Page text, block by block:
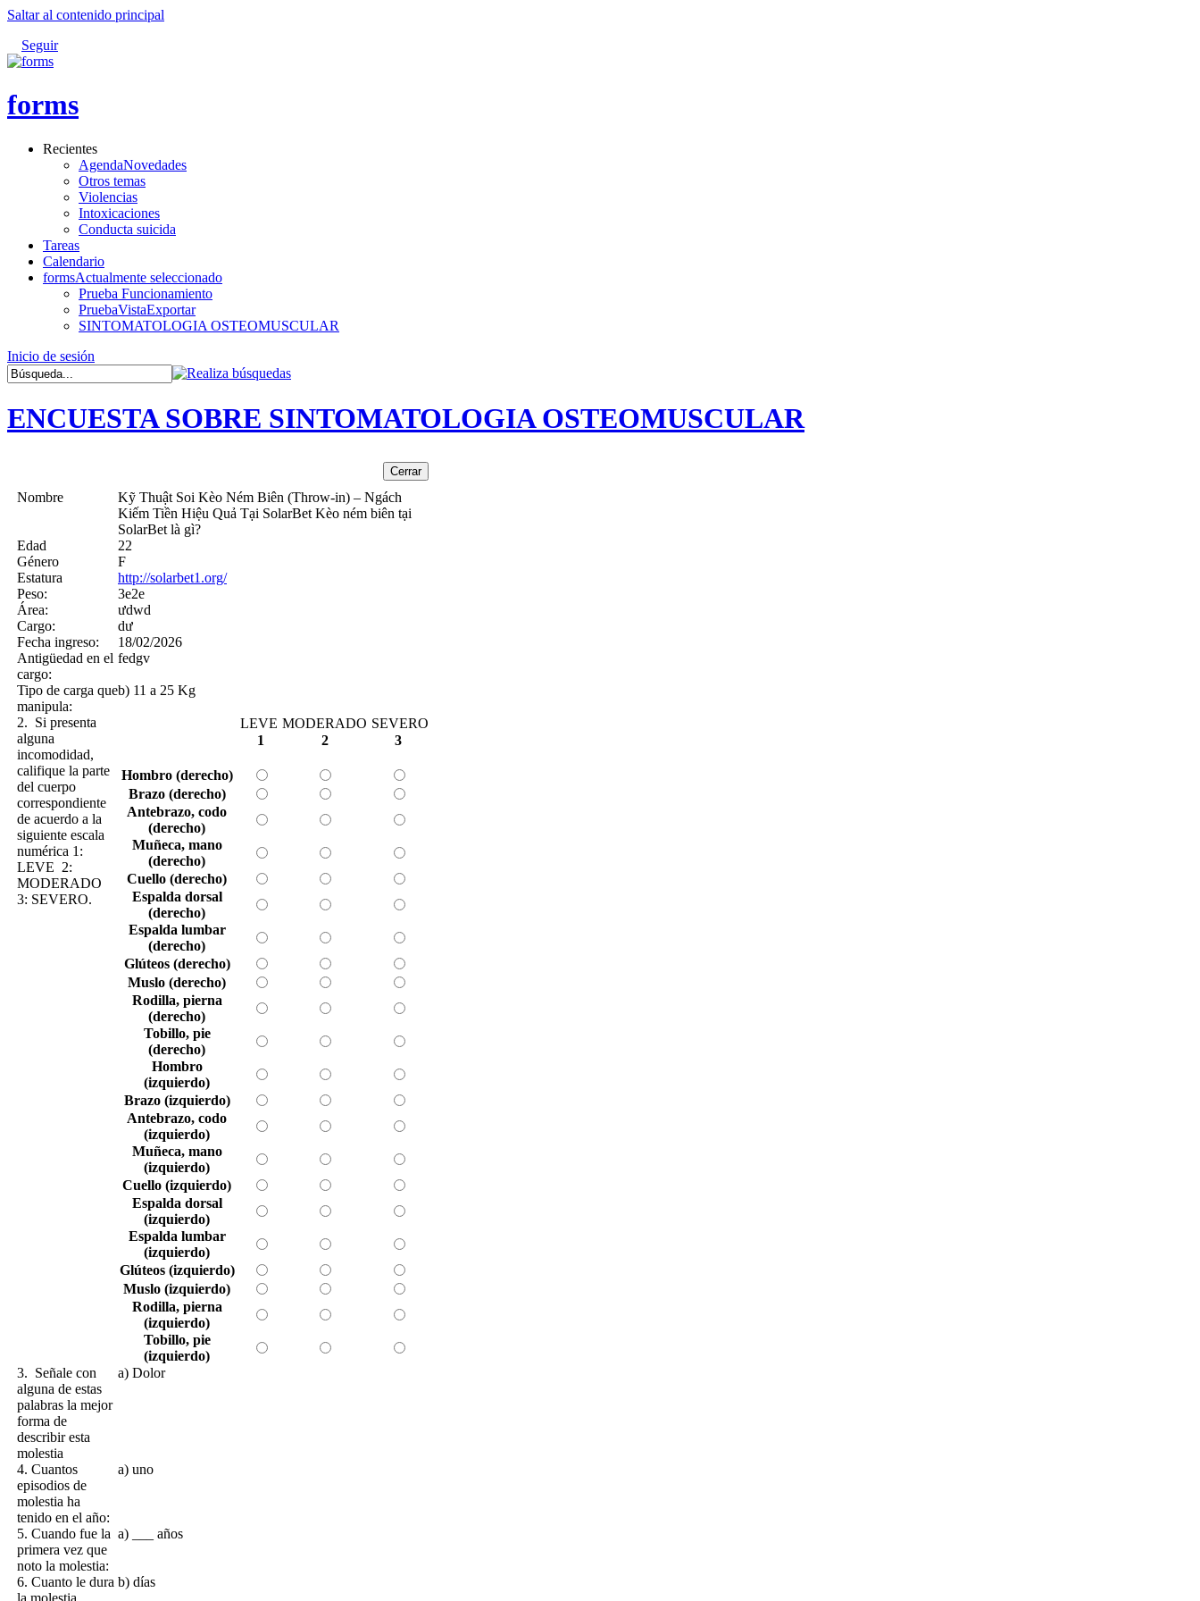
Saltar al contenido principal
Seguir
forms
Recientes
AgendaNovedades
Otros temas
Violencias
Intoxicaciones
Conducta suicida
Tareas
Calendario
formsActualmente seleccionado
Prueba Funcionamiento
PruebaVistaExportar
SINTOMATOLOGIA OSTEOMUSCULAR
Inicio de sesión
ENCUESTA SOBRE SINTOMATOLOGIA OSTEOMUSCULAR
Nombre
Kỹ Thuật Soi Kèo Ném Biên (Throw-in) – Ngách
Kiếm Tiền Hiệu Quả Tại SolarBet Kèo ném biên tại
SolarBet là gì?
Edad
22
Género
F
Estatura
http://solarbet1.org/
Peso:
3e2e
Área:
ưdwd
Cargo:
dư
Fecha ingreso:
18/02/2026
Antigüedad en el
cargo:
fedgv
Tipo de carga que
manipula:
b) 11 a 25 Kg
2. Si presenta
alguna
incomodidad,
califique la parte
del cuerpo
correspondiente
de acuerdo a la
siguiente escala
numérica 1:
LEVE 2:
MODERADO
3: SEVERO.
LEVE MODERADO SEVERO
1
2 3
Hombro (derecho)
Brazo (derecho)
Antebrazo, codo
(derecho)
Muñeca, mano
(derecho)
Cuello (derecho)
Espalda dorsal
(derecho)
Espalda lumbar
(derecho)
Glúteos (derecho)
Muslo (derecho)
Rodilla, pierna
(derecho)
Tobillo, pie
(derecho)
Hombro
(izquierdo)
Brazo (izquierdo)
Antebrazo, codo
(izquierdo)
Muñeca, mano
(izquierdo)
Cuello (izquierdo)
Espalda dorsal
(izquierdo)
Espalda lumbar
(izquierdo)
Glúteos (izquierdo)
Muslo (izquierdo)
Rodilla, pierna
(izquierdo)
Tobillo, pie
(izquierdo)
3. Señale con
alguna de estas
palabras la mejor
forma de
describir esta
molestia
a) Dolor
4. Cuantos
episodios de
molestia ha
tenido en el año:
a) uno
5. Cuando fue la
primera vez que
noto la molestia:
a) ___ años
6. Cuanto le dura
la molestia
b) días